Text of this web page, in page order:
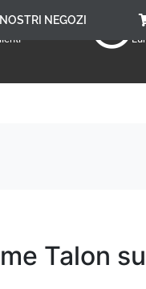
005
I NOSTRI NEGOZI
Talon